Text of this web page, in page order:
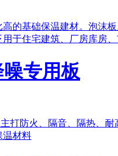
的基础保温建材。泡沫
于住宅建筑、厂房库房
专用​板
防火、隔音、隔热、
温材料